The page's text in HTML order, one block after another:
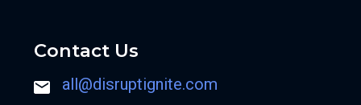
Contact Us
all@disruptignite.com